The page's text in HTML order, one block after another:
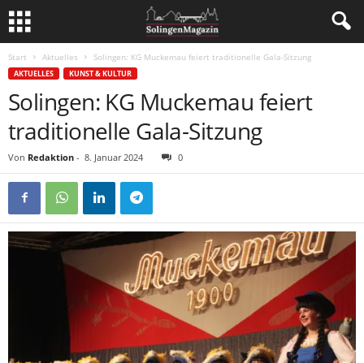
Start Aktuelles Solingen: KG Muckemau feiert traditionelle Gala-Sitzung
AKTUELLES KUNST & KULTUR
Solingen: KG Muckemau feiert
traditionelle Gala-Sitzung
Von Redaktion - 8. Januar 2024 0